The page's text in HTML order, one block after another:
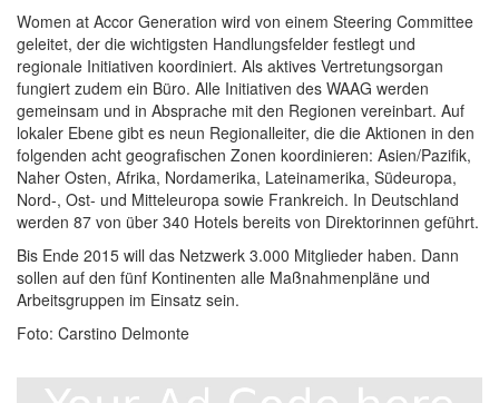
Women at Accor Generation wird von einem Steering Committee
geleitet, der die wichtigsten Handlungsfelder festlegt und
regionale Initiativen koordiniert. Als aktives Vertretungsorgan
fungiert zudem ein Büro. Alle Initiativen des WAAG werden
gemeinsam und in Absprache mit den Regionen vereinbart. Auf
lokaler Ebene gibt es neun Regionalleiter, die die Aktionen in den
folgenden acht geografischen Zonen koordinieren: Asien/Pazifik,
Naher Osten, Afrika, Nordamerika, Lateinamerika, Südeuropa,
Nord-, Ost- und Mitteleuropa sowie Frankreich. In Deutschland
werden 87 von über 340 Hotels bereits von Direktorinnen geführt.
Bis Ende 2015 will das Netzwerk 3.000 Mitglieder haben. Dann
sollen auf den fünf Kontinenten alle Maßnahmenpläne und
Arbeitsgruppen im Einsatz sein.
Foto: Carstino Delmonte